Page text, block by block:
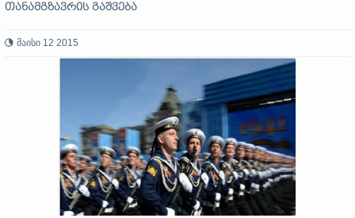
თანამგზავრის გაშვება
მაისი 12 2015